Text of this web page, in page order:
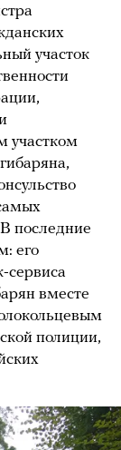
участок
участком
последние
его
сервиса
вместе
полиции,